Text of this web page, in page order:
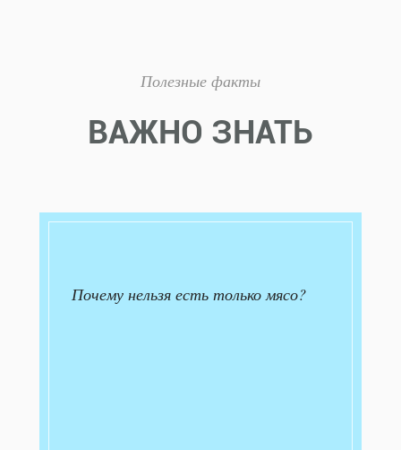
Полезные факты
ВАЖНО ЗНАТЬ
Почему нельзя есть только мясо?